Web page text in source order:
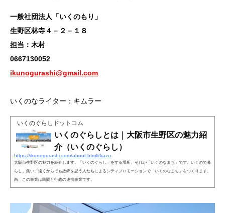
一般社団法人「いくのもり」
生野区林寺４－２－１８
担当：木村
0667130052
ikunogurashi@gmail.com
いくのなライター：キムラー
いくのぐらしドットコム
いくのぐらしとは｜大阪市生野区の魅力紹
介（いくのぐらし）
https://ikunogurashi.com/about.html#kazu
大阪市生野区の魅力を紹介します。「いくのぐらし」をする場所、それが「いくのなまち」です。いくので暮
らし、集い、遠くからでも故郷を思う人たちによるシティプロモーションで「いくのなまち」をつくります。
尚、この事業は民間と行政の連携事業です。